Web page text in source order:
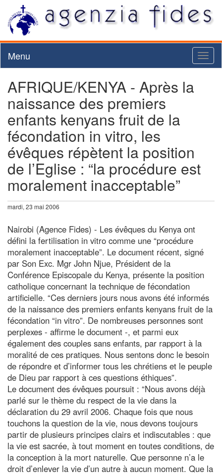
Menu
AFRIQUE/KENYA - Après la
naissance des premiers
enfants kenyans fruit de la
fécondation in vitro, les
évêques répètent la position
de l’Eglise : “la procédure est
moralement inacceptable”
mardi, 23 mai 2006
Nairobi (Agence Fides) - Les évêques du Kenya ont
défini la fertilisation in vitro comme une “procédure
moralement inacceptable”. Le document récent, signé
par Son Exc. Mgr John Njue, Président de la
Conférence Episcopale du Kenya, présente la position
catholique concernant la technique de fécondation
artificielle. “Ces derniers jours nous avons été informés
de la naissance des premiers enfants kenyans fruit de la
fécondation “in vitro”. De nombreuses personnes sont
perplexes - affirme le document -, et parmi eux
également des couples sans enfants, par rapport à la
moralité de ces pratiques. Nous sentons donc le besoin
de répondre et d’informer tous les chrétiens et le peuple
de Dieu par rapport à ces questions éthiques”.
Le document des évêques poursuit : “Nous avons déjà
parlé sur le thème du respect de la vie dans la
déclaration du 29 avril 2006. Chaque fois que nous
touchons la question de la vie, nous devons toujours
partir de plusieurs principes clairs et indiscutables : que
la vie est sacrée, à tout moment en toutes conditions, de
la conception à la mort naturelle. Que personne n’a le
droit d’enlever la vie d’un autre à aucun moment. Que la